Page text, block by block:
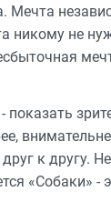
Мечта
никому не
показать
к другу.
«Собаки» -